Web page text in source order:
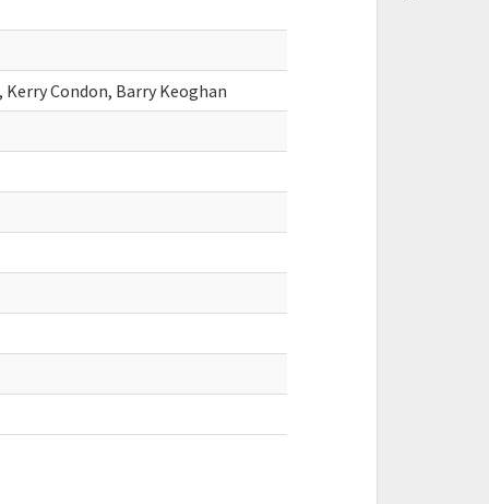
Condon, Barry Keoghan